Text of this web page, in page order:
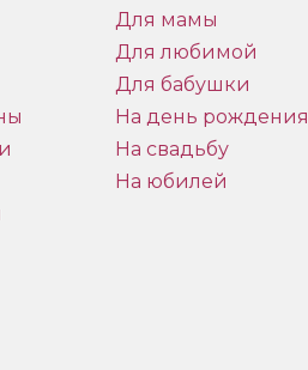
Для мамы
Для любимой
Для бабушки
На день рождения
На свадьбу
На юбилей